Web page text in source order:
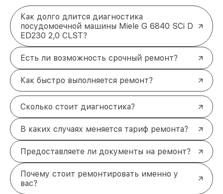
Как долго длится диагностика
посудомоечной машины Miele G 6840 SCi D
ED230 2,0 CLST?
Есть ли возможность срочный ремонт?
Как быстро выполняется ремонт?
Сколько стоит диагностика?
В каких случаях меняется тариф ремонта?
Предоставляете ли документы на ремонт?
Почему стоит ремонтировать именно у
вас?